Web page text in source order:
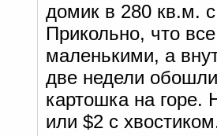
домик в 280 кв.м.
Прикольно, что
маленькими, а
две недели
картошка на горе.
или $2 с